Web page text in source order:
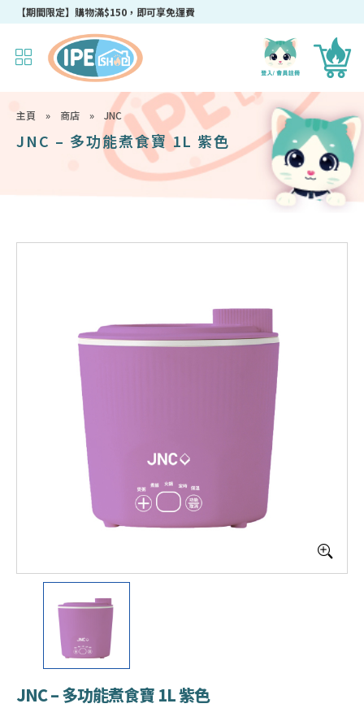
成為IPEshop會員，新會員即可獲得迎新$50購物優惠碼！
主頁 » 商店 » JNC
JNC – 多功能煮食寶 1L 紫色
JNC – 多功能煮食寶 1L 紫色